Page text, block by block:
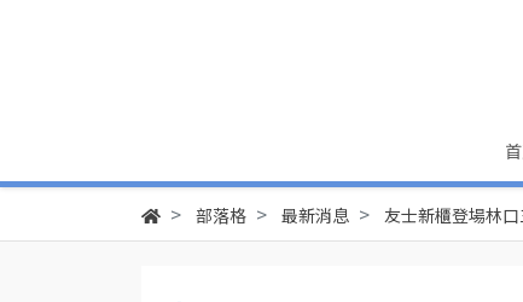
部落格 最新消息 友士新櫃登場林